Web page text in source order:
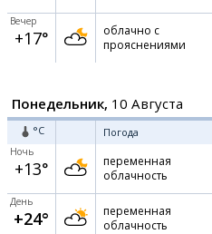
Вечер
+17°
облачно с
прояснениями
Понедельник, 10 Августа
°C Погода
Ночь
+13°
переменная
облачность
День
+24°
переменная
облачность